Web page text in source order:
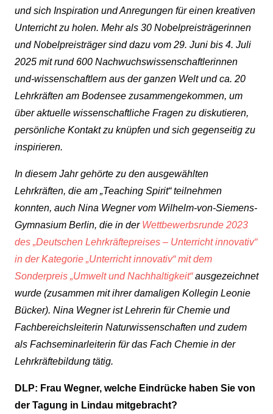
und sich Inspiration und Anregungen für einen kreativen
Unterricht zu holen. Mehr als 30 Nobelpreisträgerinnen
und Nobelpreisträger sind dazu vom 29. Juni bis 4. Juli
2025 mit rund 600 Nachwuchswissenschaftlerinnen
und-wissenschaftlern aus der ganzen Welt und ca. 20
Lehrkräften am Bodensee zusammengekommen, um
über aktuelle wissenschaftliche Fragen zu diskutieren,
persönliche Kontakt zu knüpfen und sich gegenseitig zu
inspirieren.
In diesem Jahr gehörte zu den ausgewählten
Lehrkräften, die am „Teaching Spirit“ teilnehmen
konnten, auch Nina Wegner vom Wilhelm-von-Siemens-
Gymnasium Berlin, die in der Wettbewerbsrunde 2023
des „Deutschen Lehrkräftepreises – Unterricht innovativ“
in der Kategorie „Unterricht innovativ“ mit dem
Sonderpreis „Umwelt und Nachhaltigkeit“ausgezeichnet
wurde (zusammen mit ihrer damaligen Kollegin Leonie
Bücker). Nina Wegner ist Lehrerin für Chemie und
Fachbereichsleiterin Naturwissenschaften und zudem
als Fachseminarleiterin für das Fach Chemie in der
Lehrkräftebildung tätig.
DLP: Frau Wegner, welche Eindrücke haben Sie von
der Tagung in Lindau mitgebracht?